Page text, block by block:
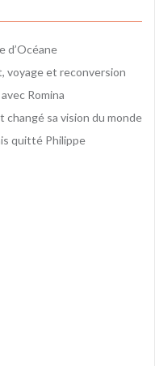
d’Océane
voyage et reconversion
Romina
changé sa vision du monde
quitté Philippe